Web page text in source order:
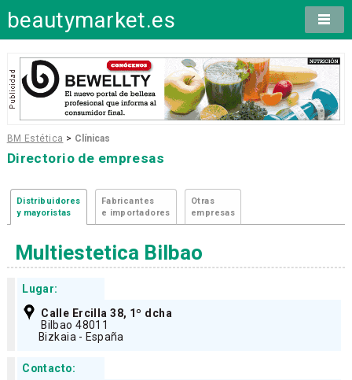
beautymarket.es
BM Estética > Clínicas
Directorio de empresas
Distribuidores
y mayoristas
Fabricantes
e importadores
Otras
empresas
Multiestetica Bilbao
Lugar:
Calle Ercilla 38, 1º dcha
Bilbao 48011
Bizkaia - España
Contacto: